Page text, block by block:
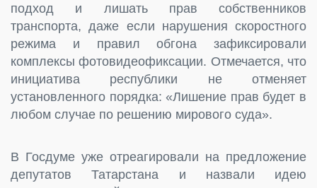
подход и лишать прав собственников
транспорта, даже если нарушения скоростного
режима и правил обгона зафиксировали
комплексы фотовидеофиксации. Отмечается, что
инициатива республики не отменяет
установленного порядка: «Лишение прав будет в
любом случае по решению мирового суда».
В Госдуме уже отреагировали на предложение
депутатов Татарстана и назвали идею